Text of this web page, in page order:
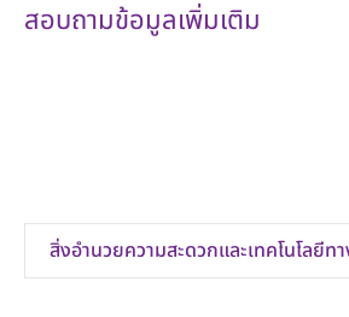
สอบถามข้อมูลเพิ่มเติม
สิ่งอำนวยความสะดวกและเทคโนโลยีท